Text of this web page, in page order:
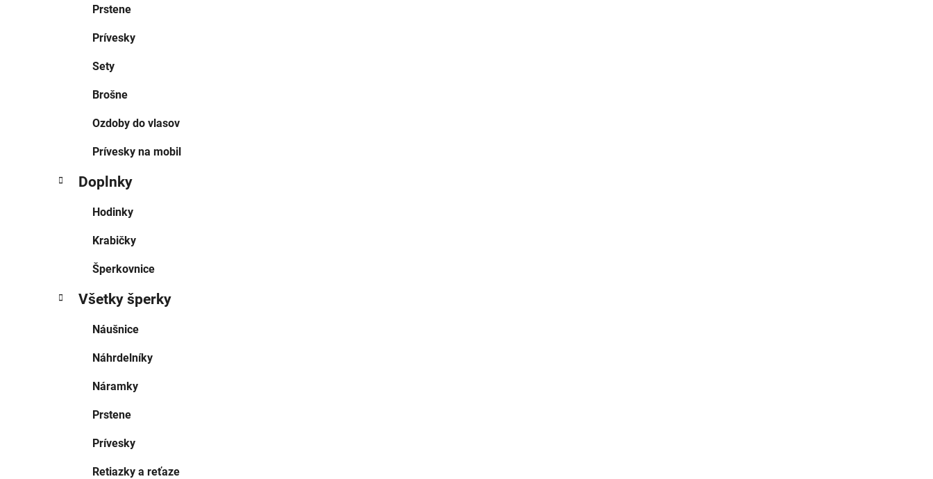
Prstene
Prívesky
Sety
Brošne
Ozdoby do vlasov
Prívesky na mobil
Doplnky
Hodinky
Krabičky
Šperkovnice
Všetky šperky
Náušnice
Náhrdelníky
Náramky
Prstene
Prívesky
Retiazky a reťaze